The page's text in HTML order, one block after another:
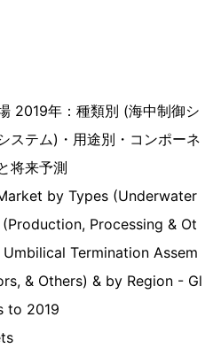
2019年：種類別 (海中制御シ
ステム)・用途別・コンポーネ
将来予測
by Types (Underwater
Processing & Ot
Termination Assem
& Others) & by Region - Gl
to 2019